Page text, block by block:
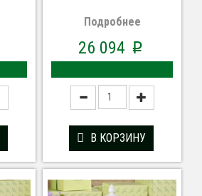
Подробнее
26 094 p
В КОРЗИНУ